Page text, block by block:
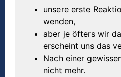
unsere erste
wenden,
aber je öfters wir
erscheint uns das
Nach einer
nicht mehr.